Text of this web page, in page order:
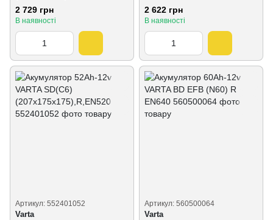
2 729 грн
В наявності
2 622 грн
В наявності
Артикул: 552401052
Varta
Артикул: 560500064
Varta